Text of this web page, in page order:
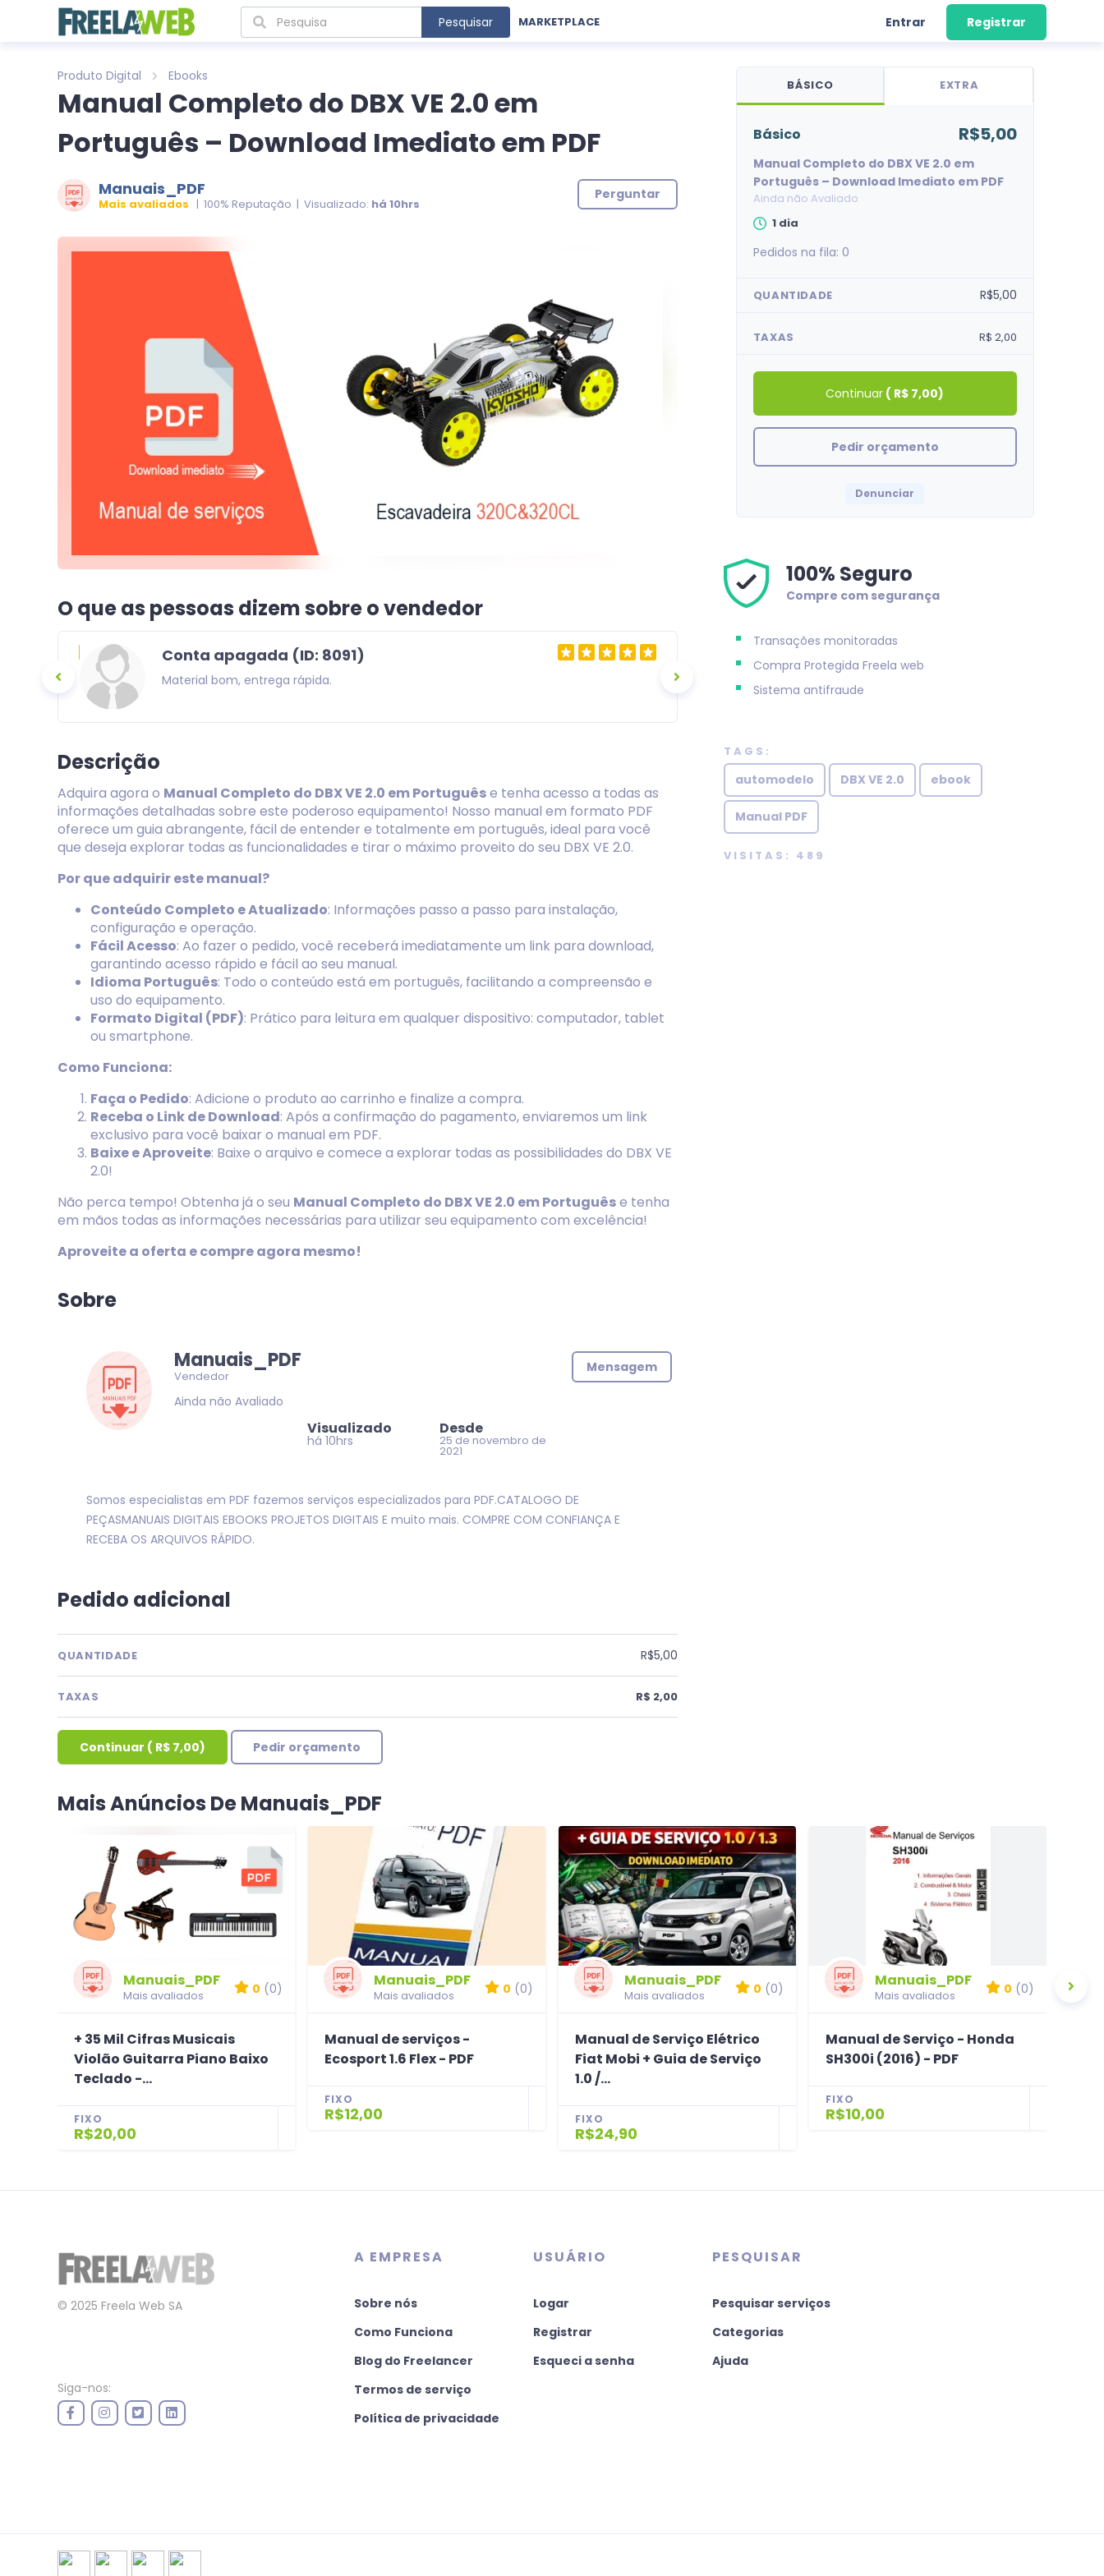
Pesquisar MARKETPLACE Entrar Registrar
Produto Digital Ebooks
Manual Completo do DBX VE 2.0 em
Português – Download Imediato em PDF
Manuais_PDF
Mais avaliados | 100% Reputação | Visualizado: há 10hrs
Perguntar
O que as pessoas dizem sobre o vendedor
otima
Conta apagada (ID: 8091)
Material bom, entrega rápida.
AdrianoVital
Descrição
Adquira agora o Manual Completo do DBX VE 2.0 em Portuguêse tenha acesso a todas as
informações detalhadas sobre este poderoso equipamento! Nosso manual em formato PDF
oferece um guia abrangente, fácil de entender e totalmente em português, ideal para você
que deseja explorar todas as funcionalidades e tirar o máximo proveito do seu DBX VE 2.0.
Por que adquirir este manual?
Conteúdo Completo e Atualizado: Informações passo a passo para instalação,
configuração e operação.
Fácil Acesso: Ao fazer o pedido, você receberá imediatamente um link para download,
garantindo acesso rápido e fácil ao seu manual.
Idioma Português: Todo o conteúdo está em português, facilitando a compreensão e
uso do equipamento.
Formato Digital (PDF): Prático para leitura em qualquer dispositivo: computador, tablet
ou smartphone.
Como Funciona:
Faça o Pedido: Adicione o produto ao carrinho e finalize a compra.
Receba o Link de Download: Após a confirmação do pagamento, enviaremos um link
exclusivo para você baixar o manual em PDF.
Baixe e Aproveite: Baixe o arquivo e comece a explorar todas as possibilidades do DBX VE
2.0!
Não perca tempo! Obtenha já o seu Manual Completo do DBX VE 2.0 em Portuguêse tenha
em mãos todas as informações necessárias para utilizar seu equipamento com excelência!
Aproveite a oferta e compre agora mesmo!
Sobre
Manuais_PDF
Vendedor
Ainda não Avaliado
Visualizado
há 10hrs
Desde
25 de novembro de
2021
Mensagem
Somos especialistas em PDF fazemos serviços especializados para PDF.CATALOGO DE
PEÇASMANUAIS DIGITAIS EBOOKS PROJETOS DIGITAIS E muito mais. COMPRE COM CONFIANÇA E
RECEBA OS ARQUIVOS RÁPIDO.
Pedido adicional
QUANTIDADE R$5,00
TAXAS R$ 2,00
Continuar ( R$ 7,00) Pedir orçamento
BÁSICO EXTRA
básico R$5,00
Manual Completo do DBX VE 2.0 em
Português – Download Imediato em PDF
Ainda não Avaliado
1 dia
Pedidos na fila: 0
QUANTIDADE R$5,00
TAXAS R$ 2,00
Continuar ( R$ 7,00)
Pedir orçamento
Denunciar
100% Seguro
Compre com segurança
Transações monitoradas
Compra Protegida Freela web
Sistema antifraude
TAGS:
automodelo DBX VE 2.0 ebook
Manual PDF
VISITAS: 489
Mais Anúncios De Manuais_PDF
Manuais_PDF
Mais avaliados 0 (0)
+ 35 Mil Cifras Musicais
Violão Guitarra Piano Baixo
Teclado -...
FIXO
R$20,00
Manuais_PDF
Mais avaliados 0 (0)
Manual de serviços -
Ecosport 1.6 Flex - PDF
FIXO
R$12,00
Manuais_PDF
Mais avaliados 0 (0)
Manual de Serviço Elétrico
Fiat Mobi + Guia de Serviço
1.0 /...
FIXO
R$24,90
Manuais_PDF
Mais avaliados 0 (0)
Manual de Serviço - Honda
SH300i (2016) - PDF
FIXO
R$10,00
© 2025 Freela Web SA
Siga-nos:
A EMPRESA
Sobre nós
Como Funciona
Blog do Freelancer
Termos de serviço
Política de privacidade
USUÁRIO
Logar
Registrar
Esqueci a senha
PESQUISAR
Pesquisar serviços
Categorias
Ajuda